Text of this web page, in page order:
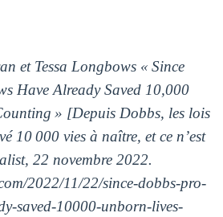
et Tessa Longbows « Since
Have Already Saved 10,000
» [Depuis Dobbs, les lois
10 000 vies à naître, et ce n’est
22 novembre 2022.
2022/11/22/since-dobbs-pro-
saved-10000-unborn-lives-